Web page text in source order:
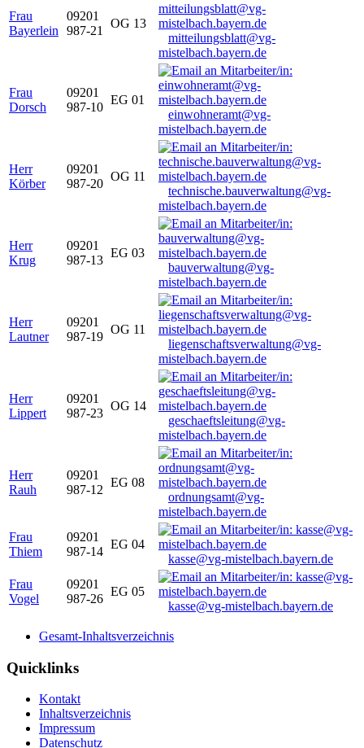
Frau
Bayerlein
09201
987-21
OG 13
mitteilungsblatt@vg-
mistelbach.bayern.de
Frau
Dorsch
09201
987-10
EG 01
einwohneramt@vg-
mistelbach.bayern.de
Herr
Körber
09201
987-20
OG 11
technische.bauverwaltung@vg-
mistelbach.bayern.de
Herr
Krug
09201
987-13
EG 03
bauverwaltung@vg-
mistelbach.bayern.de
Herr
Lautner
09201
987-19
OG 11
liegenschaftsverwaltung@vg-
mistelbach.bayern.de
Herr
Lippert
09201
987-23
OG 14
geschaeftsleitung@vg-
mistelbach.bayern.de
Herr
Rauh
09201
987-12
EG 08
ordnungsamt@vg-
mistelbach.bayern.de
Frau
Thiem
09201
987-14
EG 04
kasse@vg-mistelbach.bayern.de
Frau
Vogel
09201
987-26
EG 05
kasse@vg-mistelbach.bayern.de
Gesamt-Inhaltsverzeichnis
Quicklinks
Kontakt
Inhaltsverzeichnis
Impressum
Datenschutz